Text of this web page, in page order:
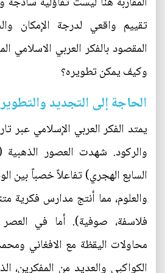
تقييم واقعي لدرجة الإمكان
المقصود بالفكر العربي الاسلامي
وكيف يمكن تطويره؟
الحاجة إلى التجديد والتطوير
يمتد الفكر العربي الإسلامي عبر
والركود. شهدت العصور الذهبية
السابع الهجري) تفاعلاً خصباً بين
والعلوم، مما أنتج مدارس فكرية
فلاسفة، صوفية). أما في
محاولات اليقظة مع الافغاني
الكواكبي والعديد من المفكرين،